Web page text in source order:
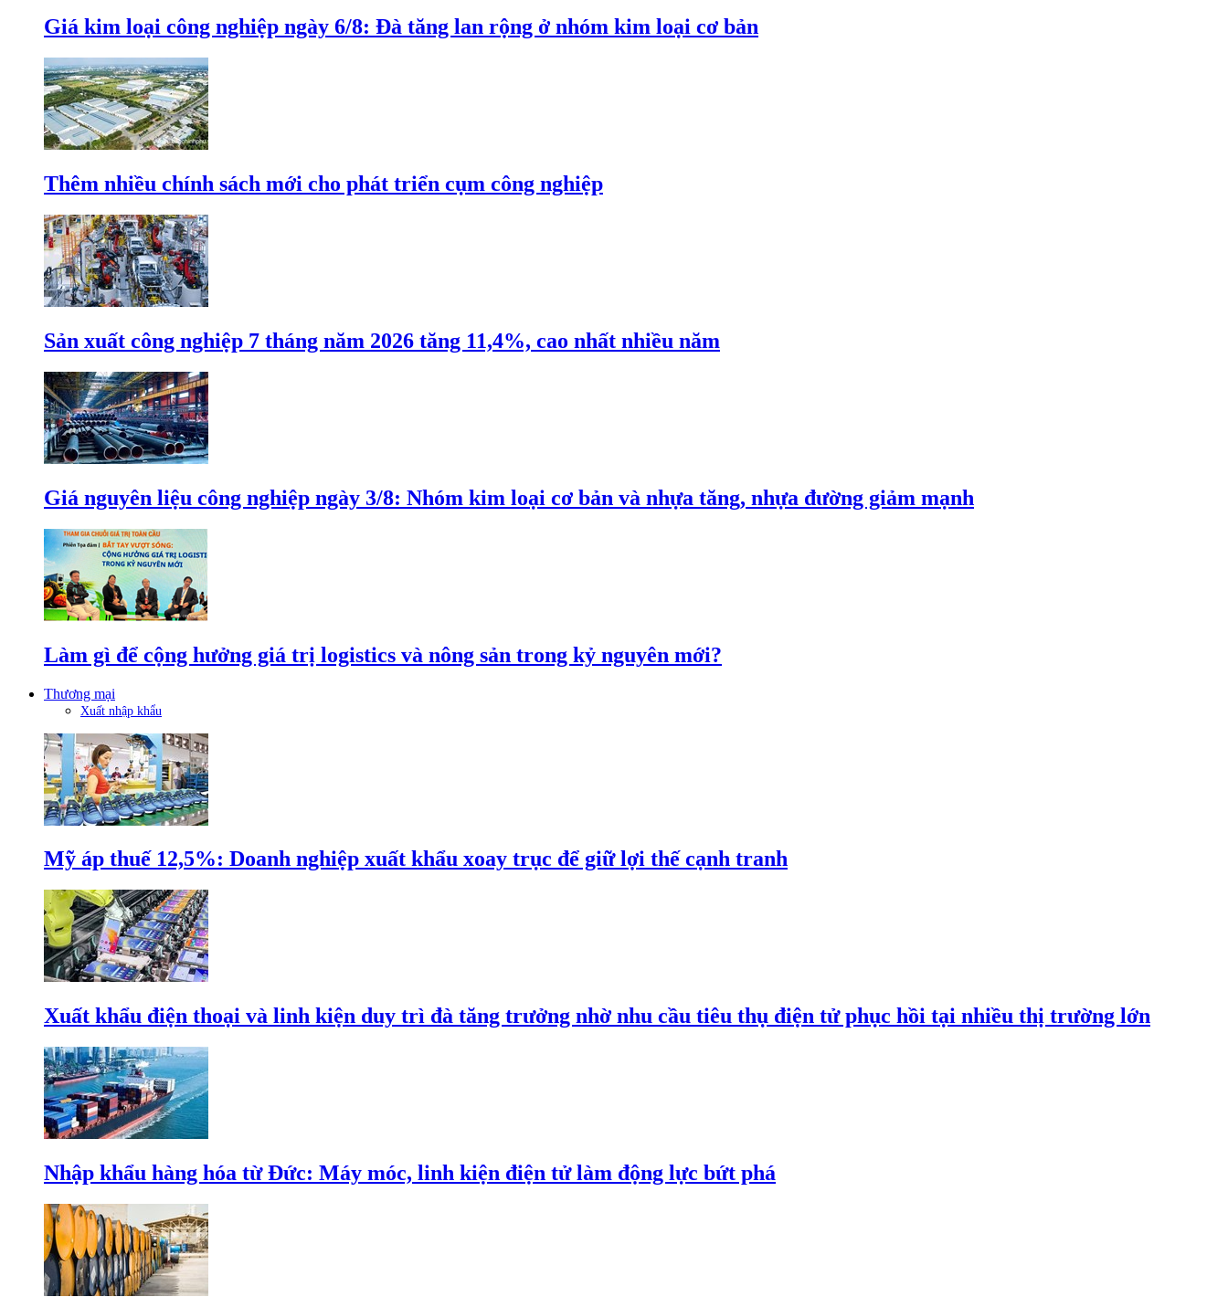
Giá kim loại công nghiệp ngày 6/8: Đà tăng lan rộng ở nhóm kim loại cơ bản
Thêm nhiều chính sách mới cho phát triển cụm công nghiệp
Sản xuất công nghiệp 7 tháng năm 2026 tăng 11,4%, cao nhất nhiều năm
Giá nguyên liệu công nghiệp ngày 3/8: Nhóm kim loại cơ bản và nhựa tăng, nhựa đường giảm mạnh
Làm gì để cộng hưởng giá trị logistics và nông sản trong kỷ nguyên mới?
Thương mại
Xuất nhập khẩu
Mỹ áp thuế 12,5%: Doanh nghiệp xuất khẩu xoay trục để giữ lợi thế cạnh tranh
Xuất khẩu điện thoại và linh kiện duy trì đà tăng trưởng nhờ nhu cầu tiêu thụ điện tử phục hồi tại nhiều thị trường lớn
Nhập khẩu hàng hóa từ Đức: Máy móc, linh kiện điện tử làm động lực bứt phá